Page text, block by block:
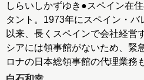
しらいしかずゆき●スペイン在
タント。1973年にスペイン・バ
以来、長くスペインで会社経営
シアには領事館がないため、緊
ロナの日本総領事館の代理業務